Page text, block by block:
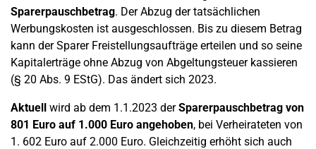
Sparerpauschbetrag. Der Abzug der tatsächlichen
Werbungskosten ist ausgeschlossen. Bis zu diesem Betrag
kann der Sparer Freistellungsaufträge erteilen und so seine
Kapitalerträge ohne Abzug von Abgeltungsteuer kassieren
(§ 20 Abs. 9 EStG). Das ändert sich 2023.
Aktuell wird ab dem 1.1.2023 derSparerpauschbetrag von
801 Euro auf 1.000 Euro angehoben, bei Verheirateten von
1. 602 Euro auf 2.000 Euro. Gleichzeitig erhöht sich auch